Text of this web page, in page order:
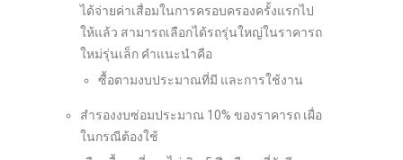
ได้จ่ายค่าเสื่อมในการครอบครองครั้งแรกไป
ให้แล้ว สามารถเลือกได้รถรุ่นใหญ่ในราคารถ
ใหม่รุ่นเล็ก คำแนะนำคือ
ซื้อตามงบประมาณที่มี และการใช้งาน
สำรองงบซ่อมประมาณ 10% ของราคารถ เผื่อ
ในกรณีต้องใช้